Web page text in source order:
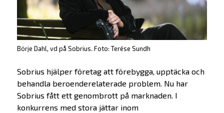
Börje Dahl, vd på Sobrius. Foto: Terése Sundh
Sobrius hjälper företag att förebygga, upptäcka och
behandla beroenderelaterade problem. Nu har
Sobrius fått ett genombrott på marknaden. I
konkurrens med stora jättar inom